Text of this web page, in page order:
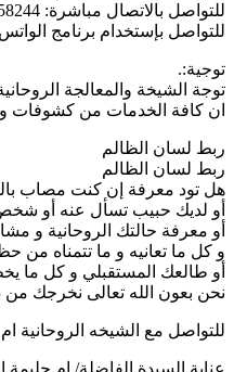
للتواصل بالاتصال مباشرة: 0019852058244
للتواصل بإستخدام برنامج الواتس آب :
توجية:.
توجة الشيخة والمعالجة
ان كافة الخدمات من كشوفات
ربط لسان الظالم
ربط لسان الظالم
هل تود معرفة إن كنت مصاب
أو لديك حبيب تسأل عنه أو
أو معرفة حالتك الروحانية و
و كل ما تعانيه و ما تتمناه من
أو طالعك المستقبلي و كل ما
نحن بعون الله تعالى نخرجك من
للتواصل مع الشيخه الروحانية
عناية السيدة الفاضلة/ ام حليمة